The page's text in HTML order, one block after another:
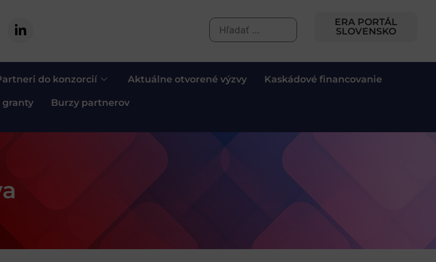
ERA PORTÁL
SLOVENSKO
do konzorcií Aktuálne otvorené výzvy Kaskádové financovanie
granty Burzy partnerov